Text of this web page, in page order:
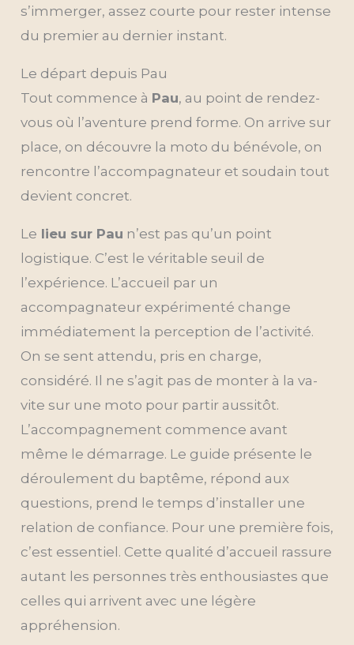
s’immerger, assez courte pour rester intense
du premier au dernier instant.
Le départ depuis Pau
Tout commence à Pau, au point de rendez-
vous où l’aventure prend forme. On arrive sur
place, on découvre la moto du bénévole, on
rencontre l’accompagnateur et soudain tout
devient concret.
Le lieu sur Pau n’est pas qu’un point
logistique. C’est le véritable seuil de
l’expérience. L’accueil par un
accompagnateur expérimenté change
immédiatement la perception de l’activité.
On se sent attendu, pris en charge,
considéré. Il ne s’agit pas de monter à la va-
vite sur une moto pour partir aussitôt.
L’accompagnement commence avant
même le démarrage. Le guide présente le
déroulement du baptême, répond aux
questions, prend le temps d’installer une
relation de confiance. Pour une première fois,
c’est essentiel. Cette qualité d’accueil rassure
autant les personnes très enthousiastes que
celles qui arrivent avec une légère
appréhension.